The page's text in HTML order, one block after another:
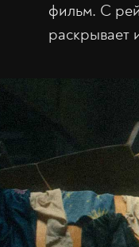
фильм. С
раскрывает